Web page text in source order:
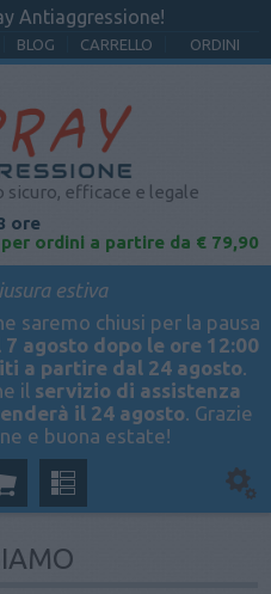
Antiaggressione!
BLOG CARRELLO ORDINI
sicuro, efficace e legale
ore
ordini a partire da € 79,90
estiva
saremo chiusi per la pausa
7 agosto dopo le ore 12:00
a partire dal 24 agosto.
il servizio di assistenza
il 24 agosto. Grazie
e buona estate!